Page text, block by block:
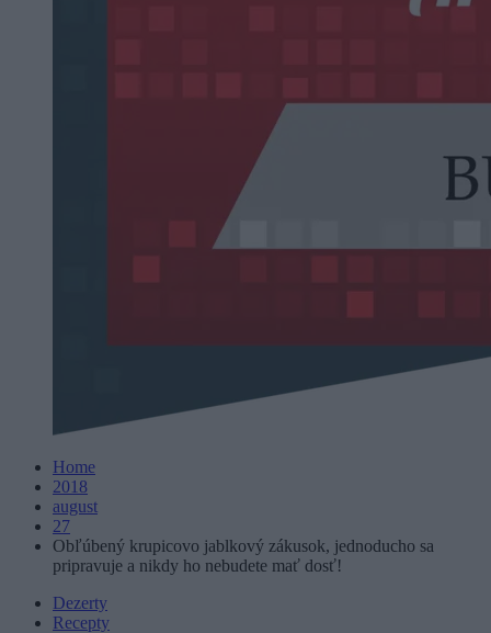
Home
2018
august
27
Obľúbený krupicovo jablkový zákusok, jednoducho sa
pripravuje a nikdy ho nebudete mať dosť!
Dezerty
Recepty